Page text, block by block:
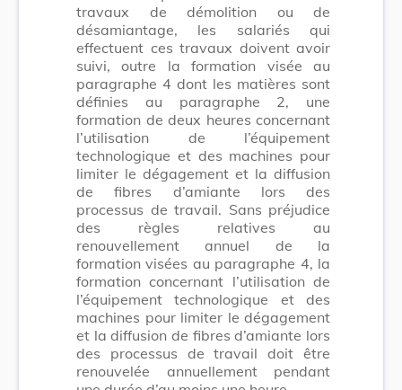
travaux de démolition ou de
désamiantage, les salariés qui
effectuent ces travaux doivent avoir
suivi, outre la formation visée au
paragraphe 4 dont les matières sont
définies au paragraphe 2, une
formation de deux heures concernant
l’utilisation de l’équipement
technologique et des machines pour
limiter le dégagement et la diffusion
de fibres d’amiante lors des
processus de travail. Sans préjudice
des règles relatives au
renouvellement annuel de la
formation visées au paragraphe 4, la
formation concernant l’utilisation de
l’équipement technologique et des
machines pour limiter le dégagement
et la diffusion de fibres d’amiante lors
des processus de travail doit être
renouvelée annuellement pendant